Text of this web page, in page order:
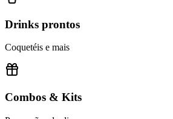
Drinks prontos
Coquetéis e mais
Combos & Kits